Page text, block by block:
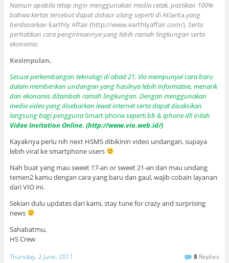
Namun apabila tetap ingin menggunakan media cetak, pastikan 100%
bahwa kertas tersebut dapat didaur ulang seperti diAtlanta yang
berdasarkan Earthly Affair (http://www.earthlyaffair.com/). Serta
perhatikan cara pengirimannya yang lebih ramah lingkungan serta
ekonomis.
Kesimpulan,
Sesuai perkembangan teknologi di abad 21. Vio mempunyai cara baru
dalam memberikan undangan yang hasilnya lebih informative, menarik
dan ekonomis ditambah ramah lingkungan. Dengan menggunakan
media video yang disebarkan lewat internet serta dapat disaksikan
langsung bagi penggunaSmart phoneseperti bb & iphone dll inilah
Video Invitation Online. (http://www.vio.web.id/)
Kayaknya perlu nih next HSMS dibikinin video undangan, supaya
lebih viral ke smartphone users
Nah buat yang mau sweet 17-an or sweet 21-an dan mau undang
temen2 kamu dengan cara yang baru dan gaul, wajib cobain layanan
dari VIO ini.
Sekian dulu updates dari kami, stay tune for crazy and surprising
news
Sahabatmu,
HS Crew
Thursday, 2 June, 2011 8 Replies